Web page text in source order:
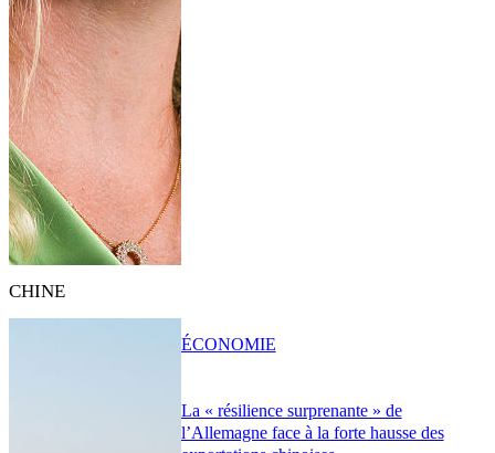
CHINE
La « résilience surprenante » de
l’Allemagne face à la forte hausse des
ÉCONOMIE